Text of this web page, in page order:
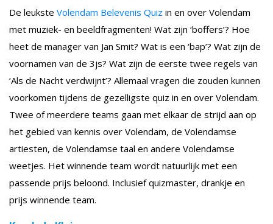
De leukste Volendam Belevenis Quiz in en over Volendam
met muziek- en beeldfragmenten! Wat zijn ‘boffers’? Hoe
heet de manager van Jan Smit? Wat is een ‘bap’? Wat zijn de
voornamen van de 3js? Wat zijn de eerste twee regels van
‘Als de Nacht verdwijnt’? Allemaal vragen die zouden kunnen
voorkomen tijdens de gezelligste quiz in en over Volendam.
Twee of meerdere teams gaan met elkaar de strijd aan op
het gebied van kennis over Volendam, de Volendamse
artiesten, de Volendamse taal en andere Volendamse
weetjes. Het winnende team wordt natuurlijk met een
passende prijs beloond. Inclusief quizmaster, drankje en
prijs winnende team.